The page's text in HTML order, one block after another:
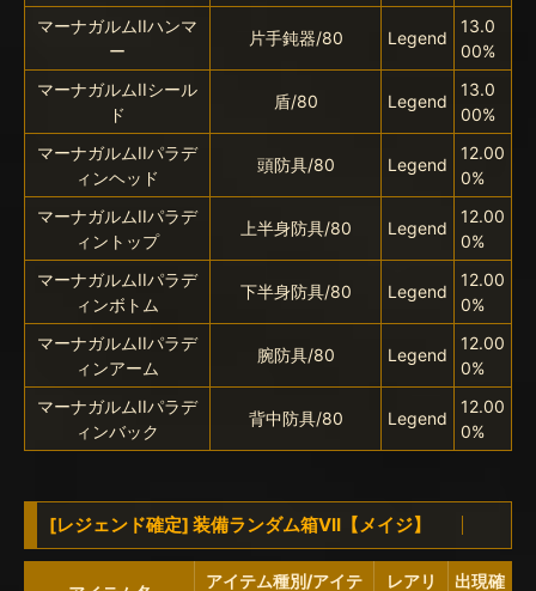
マーナガルムIIハンマ
ー
片手鈍器/80 Legend
13.0
00%
マーナガルムIIシール
ド
盾/80 Legend
13.0
00%
マーナガルムIIパラデ
ィンヘッド
頭防具/80 Legend
12.00
0%
マーナガルムIIパラデ
ィントップ
上半身防具/80 Legend
12.00
0%
マーナガルムIIパラデ
ィンボトム
下半身防具/80 Legend
12.00
0%
マーナガルムIIパラデ
ィンアーム
腕防具/80 Legend
12.00
0%
マーナガルムIIパラデ
ィンバック
背中防具/80 Legend
12.00
0%
[レジェンド確定] 装備ランダム箱VII【メイジ】
アイテム種別/アイテ
レアリ
出現確